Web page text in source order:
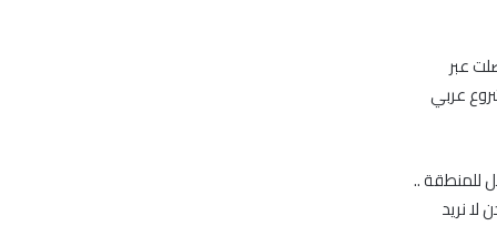
عبر
عربي
للمنطقة ..
نريد